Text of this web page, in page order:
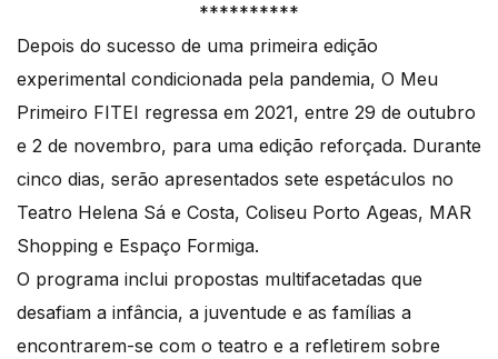
**********
Depois do sucesso de uma primeira edição
experimental condicionada pela pandemia, O Meu
Primeiro FITEI regressa em 2021, entre 29 de outubro
e 2 de novembro, para uma edição reforçada. Durante
cinco dias, serão apresentados sete espetáculos no
Teatro Helena Sá e Costa, Coliseu Porto Ageas, MAR
Shopping e Espaço Formiga.
O programa inclui propostas multifacetadas que
desafiam a infância, a juventude e as famílias a
encontrarem-se com o teatro e a refletirem sobre